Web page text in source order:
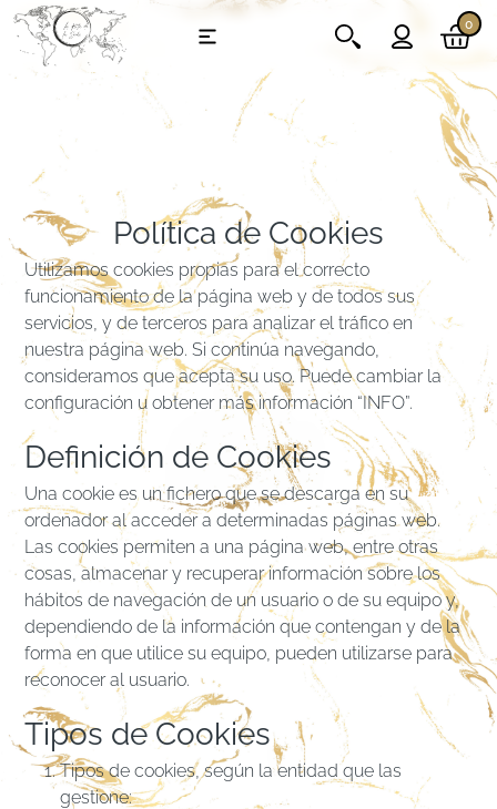
0
Política de Cookies
Utilizamos cookies propias para el correcto
funcionamiento de la página web y de todos sus
servicios, y de terceros para analizar el tráfico en
nuestra página web. Si continúa navegando,
consideramos que acepta su uso. Puede cambiar la
configuración u obtener más información “INFO”.
Definición de Cookies
Una cookie es un fichero que se descarga en su
ordenador al acceder a determinadas páginas web.
Las cookies permiten a una página web, entre otras
cosas, almacenar y recuperar información sobre los
hábitos de navegación de un usuario o de su equipo y,
dependiendo de la información que contengan y de la
forma en que utilice su equipo, pueden utilizarse para
reconocer al usuario.
Tipos de Cookies
Tipos de cookies, según la entidad que las
gestione: